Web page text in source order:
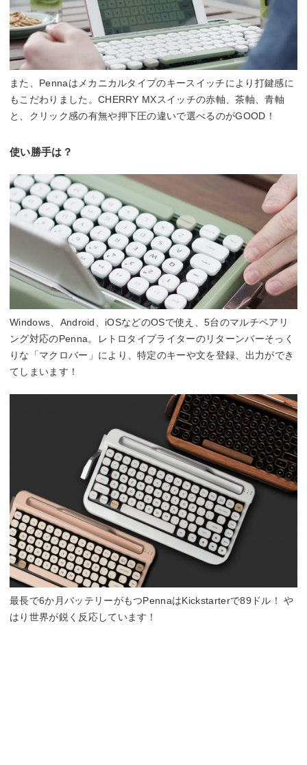
また、Pennaはメカニカルタイプのキースイッチにより打鍵感に
もこだわりました。CHERRY MXスイッチの赤軸、茶軸、青軸
と、クリック感の有無や押下圧の違いで選べるのがGOOD！
使い勝手は？
Windows、Android、iOSなどのOSで使え、5台のマルチペアリ
ング対応のPenna。レトロタイプライターのリターンバーそっく
りな「マクロバー」により、特定のキーや文を登録、出力ができ
てしまいます！
最長で6か月バッテリーがもつPennaはKickstarterで89ドル！ や
はり世界が鋭く反応しています！